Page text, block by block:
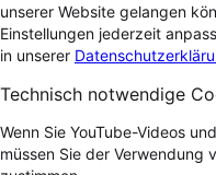
unserer Website gelangen
Einstellungen jederzeit
in unserer
Technisch notwendige
Wenn Sie YouTube-Videos
müssen Sie der Verwendung